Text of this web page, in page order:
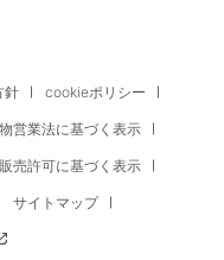
針 cookieポリシー
営業法に基づく表示
売許可に基づく表示
サイトマップ